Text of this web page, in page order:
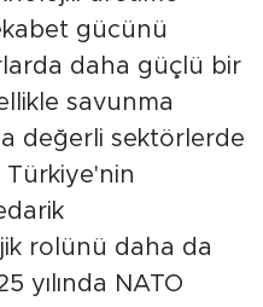
gücünü
daha güçlü bir
savunma
değerli sektörlerde
Türkiye'nin
rolünü daha da
yılında NATO